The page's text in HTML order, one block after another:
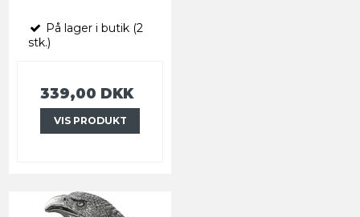
På lager i butik (2
stk.)
339,00 DKK
VIS PRODUKT